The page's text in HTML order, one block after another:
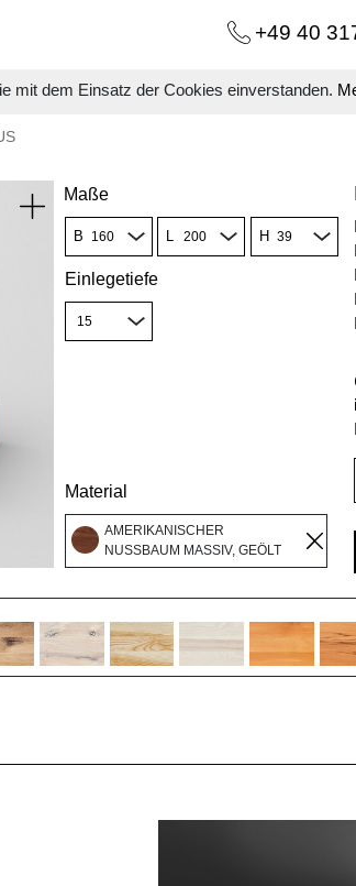
mit dem Einsatz der Cookies einverstanden.
+49 40
Maße
B L H
Einlegetiefe
Material
AMERIKANISCHER
NUSSBAUM MASSIV, GEÖLT